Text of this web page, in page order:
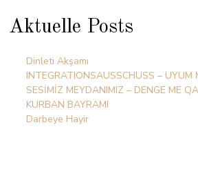
Aktuelle Posts
Dinleti Akşamı
INTEGRATIONSAUSSCHUSS – UYUM
SESİMİZ MEYDANIMIZ – DENGE ME
KURBAN BAYRAMI
Darbeye Hayir